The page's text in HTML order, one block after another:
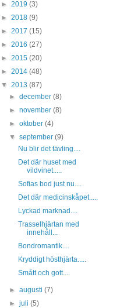
► 2019 (3)
► 2018 (9)
► 2017 (15)
► 2016 (27)
► 2015 (20)
► 2014 (48)
▼ 2013 (87)
►december(8)
►november(8)
►oktober(4)
▼september(9)
Nu blir det tävling....
Det där huset med
vildvinet.....
Sofias bod just nu....
Det där medicinskåpet.....
Lyckad marknad....
Trasselhjärtan med
innehåll...
Bondromantik....
Kryddigt hösthjärta.....
Smått och gott....
►augusti(7)
►juli(5)